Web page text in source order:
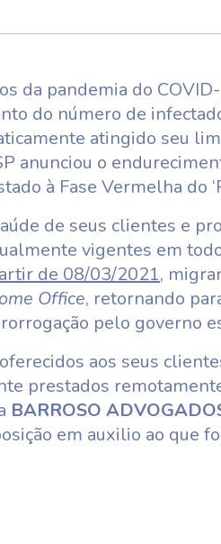
da pandemia do
do número de
atingido seu
anunciou o
à Fase Vermelha do
de seus clientes e
vigentes em
de 08/03/2021,
Office, retornando
pelo governo
aos seus
prestados
BARROSO
em auxilio ao que